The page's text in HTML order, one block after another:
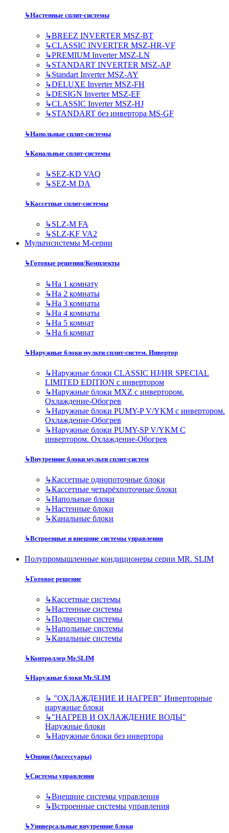
↳Настенные сплит-системы
↳BREEZ INVERTER MSZ-BT
↳CLASSIC INVERTER MSZ-HR-VF
↳PREMIUM Inverter MSZ-LN
↳STANDART INVERTER MSZ-AP
↳Standart Inverter MSZ-AY
↳DELUXE Inverter MSZ-FH
↳DESIGN Inverter MSZ-EF
↳CLASSIC Inverter MSZ-HJ
↳STANDART без инвертора MS-GF
↳Напольные сплит-системы
↳Канальные сплит-системы
↳SEZ-KD VAQ
↳SEZ-M DA
↳Кассетные сплит-системы
↳SLZ-M FA
↳SLZ-KF VA2
Мультисистемы M-серии
↳Готовые решения/Комплекты
↳На 1 комнату
↳На 2 комнаты
↳На 3 комнаты
↳На 4 комнаты
↳На 5 комнат
↳На 6 комнат
↳Наружные блоки мульти сплит-систем. Инвертор
↳Наружные блоки CLASSIC HJ/HR SPECIAL
LIMITED EDITION с инвертором
↳Наружные блоки MXZ с инвертором.
Охлаждение-Обогрев
↳Наружные блоки PUMY-P V/YKM с инвертором.
Охлаждение-Обогрев
↳Наружные блоки PUMY-SP V/YKM С
инвертором. Охлаждение-Обогрев
↳Внутренние блоки мульти сплит-систем
↳Кассетные однопоточные блоки
↳Кассетные четырёхпоточные блоки
↳Напольные блоки
↳Настенные блоки
↳Канальные блоки
↳Встроенные и внешние системы управления
Полупромышленные кондиционеры серии MR. SLIM
↳Готовое решение
↳Кассетные системы
↳Настенные системы
↳Подвесные системы
↳Напольные системы
↳Канальные системы
↳Контроллер Mr.SLIM
↳Наружные блоки Mr.SLIM
↳ "ОХЛАЖДЕНИЕ И НАГРЕВ" Инверторные
наружные блоки
↳"НАГРЕВ И ОХЛАЖДЕНИЕ ВОДЫ"
Наружные блоки
↳Наружные блоки без инвертора
↳Опции (Аксессуары)
↳Системы управления
↳Внешние системы управления
↳Встроенные системы управления
↳Универсальные внутренние блоки